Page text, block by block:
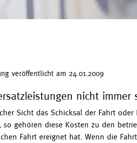
veröffentlicht am 24.01.2009
nicht immer
Sicht das Schicksal der Fahrt
so gehören diese Kosten zu den
Fahrt ereignet hat. Wenn die